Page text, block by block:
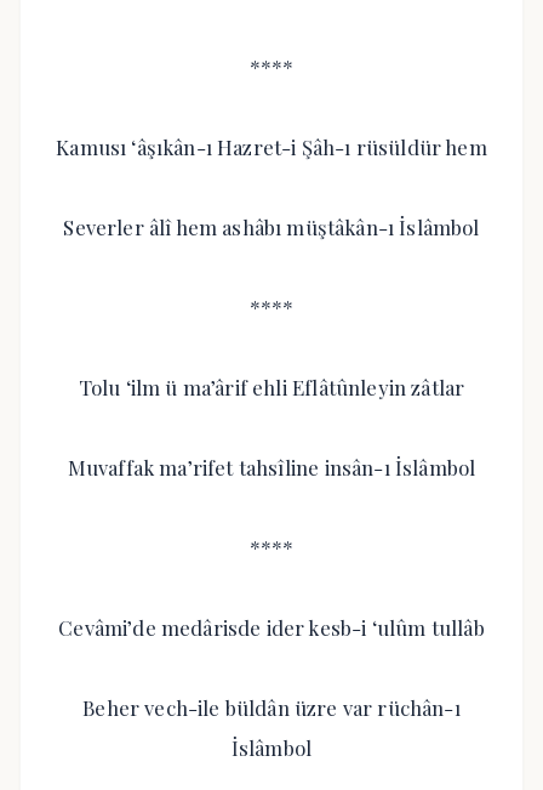
****
Kamusı ‘âşıkân-ı Hazret-i Şâh-ı rüsüldür hem
Severler âlî hem ashâbı müştâkân-ı İslâmbol
****
Tolu ‘ilm ü ma’ârif ehli Eflâtûnleyin zâtlar
Muvaffak ma’rifet tahsîline insân-ı İslâmbol
****
Cevâmi’de medârisde ider kesb-i ‘ulûm tullâb
Beher vech-ile büldân üzre var rüchân-ı
İslâmbol